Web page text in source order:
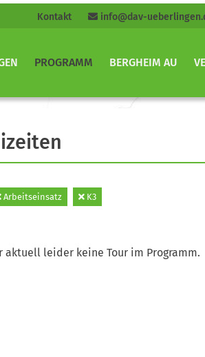
Kontakt info@dav-
PROGRAMM BERGHEIM AU
Arbeitseinsatz K3
aktuell leider keine Tour im Programm.